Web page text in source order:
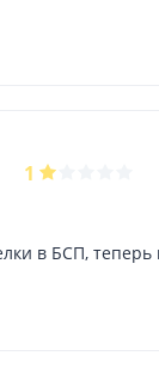
1
в БСП, теперь